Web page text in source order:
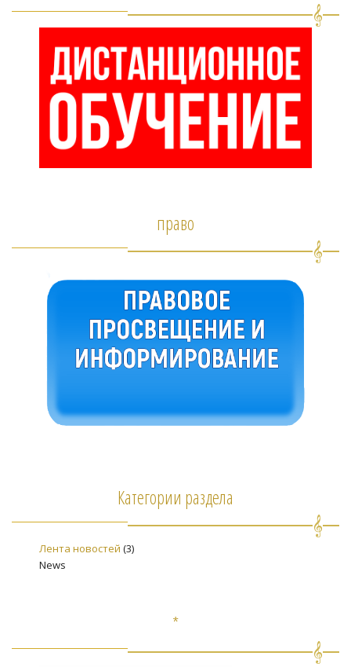
право
Категории раздела
Лента новостей (3)
News
*